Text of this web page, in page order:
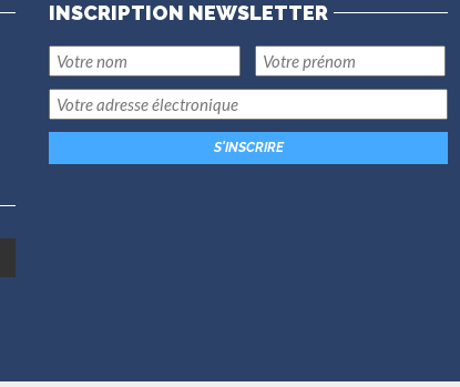
INSCRIPTION NEWSLETTER